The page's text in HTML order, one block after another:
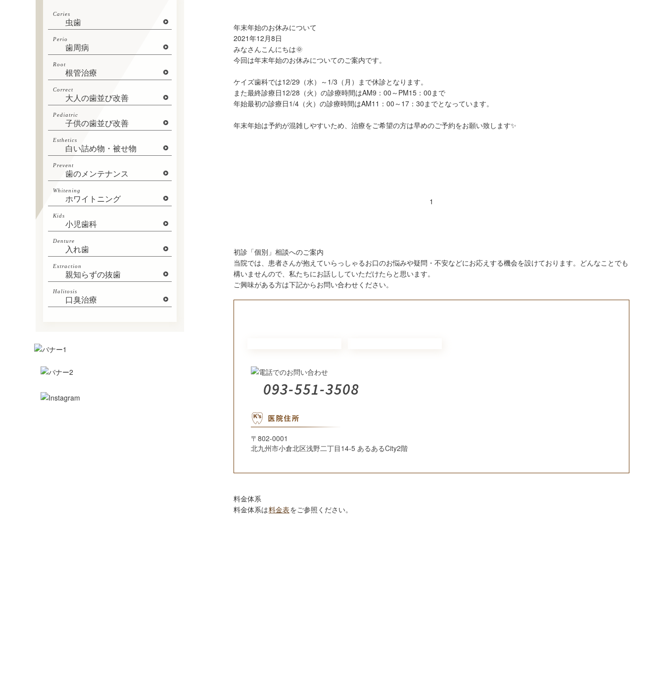
Caries
虫歯
Perio
歯周病
Root
根管治療
Correct
大人の歯並び改善
Pediatric
子供の歯並び改善
Esthetics
白い詰め物・被せ物
Prevent
歯のメンテナンス
Whitening
ホワイトニング
Kids
小児歯科
Denture
入れ歯
Extraction
親知らずの抜歯
Halitosis
口臭治療
年末年始のお休みについて
2021年12月8日
みなさんこんにちは🌞
今回は年末年始のお休みについてのご案内です。
ケイズ歯科では12/29（水）～1/3（月）まで休診となります。
また最終診療日12/28（火）の診療時間はAM9：00～PM15：00まで
年始最初の診療日1/4（火）の診療時間はAM11：00～17：30までとなっています。
年末年始は予約が混雑しやすいため、治療をご希望の方は早めのご予約をお願い致します✨
1
初診「個別」相談へのご案内
当院では、患者さんが抱えていらっしゃるお口のお悩みや疑問・不安などにお応えする機会を設けております。どんなことでも
構いませんので、私たちにお話ししていただけたらと思います。
ご興味がある方は下記からお問い合わせください。
093-551-3508
〒802-0001
北九州市小倉北区浅野二丁目14‐5 あるあるCity2階
料金体系
料金体系は料金表をご参照ください。